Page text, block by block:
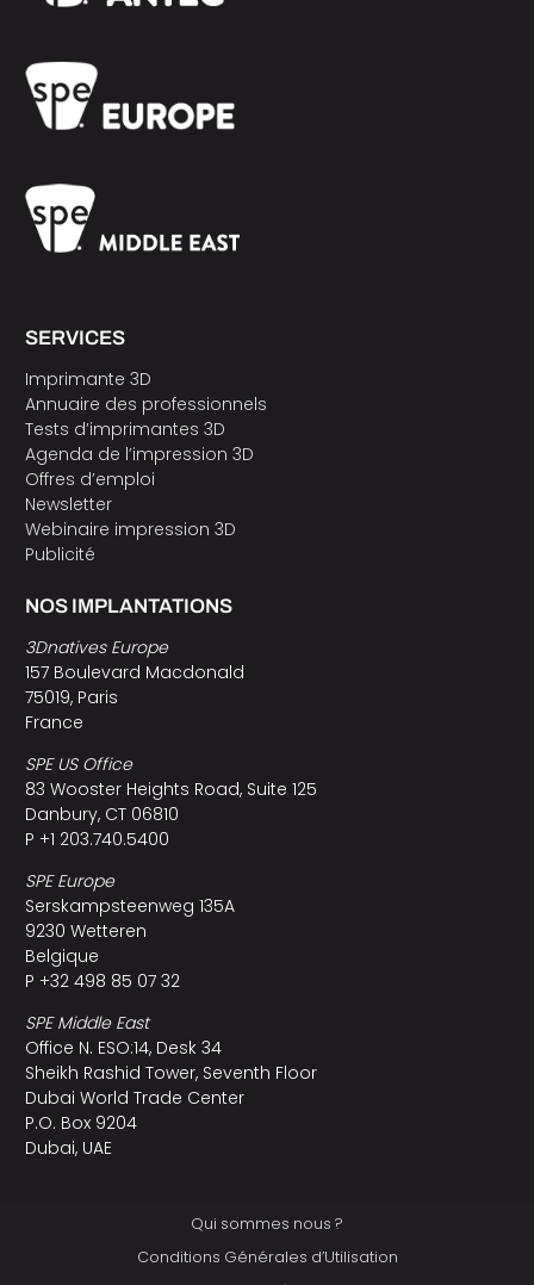
SERVICES
Imprimante 3D
Annuaire des professionnels
Tests d’imprimantes 3D
Agenda de l’impression 3D
Offres d’emploi
Newsletter
Webinaire impression 3D
Publicité
NOS IMPLANTATIONS
3Dnatives Europe
157 Boulevard Macdonald
75019, Paris
France
SPE US Office
83 Wooster Heights Road, Suite 125
Danbury, CT 06810
P +1 203.740.5400
SPE Europe
Serskampsteenweg 135A
9230 Wetteren
Belgique
P +32 498 85 07 32
SPE Middle East
Office N. ESO:14, Desk 34
Sheikh Rashid Tower, Seventh Floor
Dubai World Trade Center
P.O. Box 9204
Dubai, UAE
Qui sommes nous ?
Conditions Générales d’Utilisation